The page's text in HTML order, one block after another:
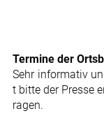
Termine der
Sehr informativ
t bitte der Presse
ragen.